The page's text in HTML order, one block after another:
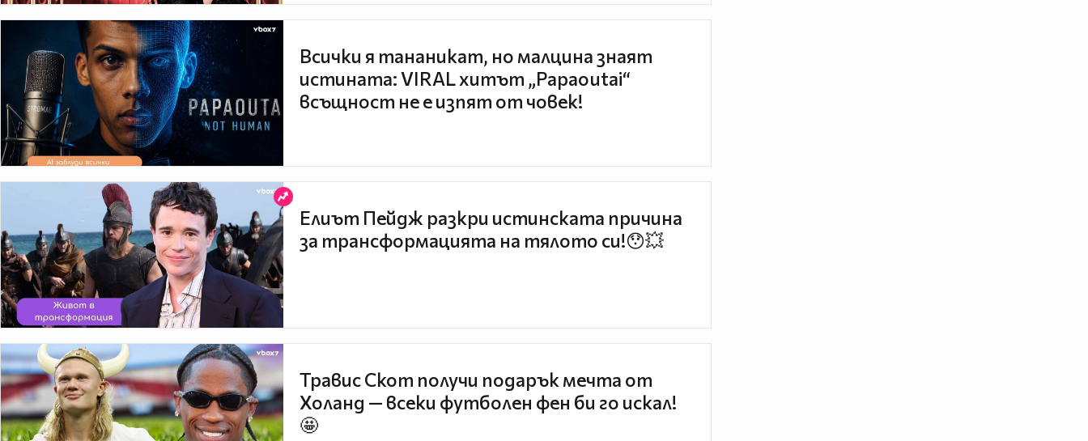
Всички я тананикат, но малцина знаят
истината: VIRAL хитът „Papaoutai“
всъщност не е изпят от човек!
Елиът Пейдж разкри истинската причина
за трансформацията на тялото си!😯💥
Травис Скот получи подарък мечта от
Холанд — всеки футболен фен би го искал!
🤩